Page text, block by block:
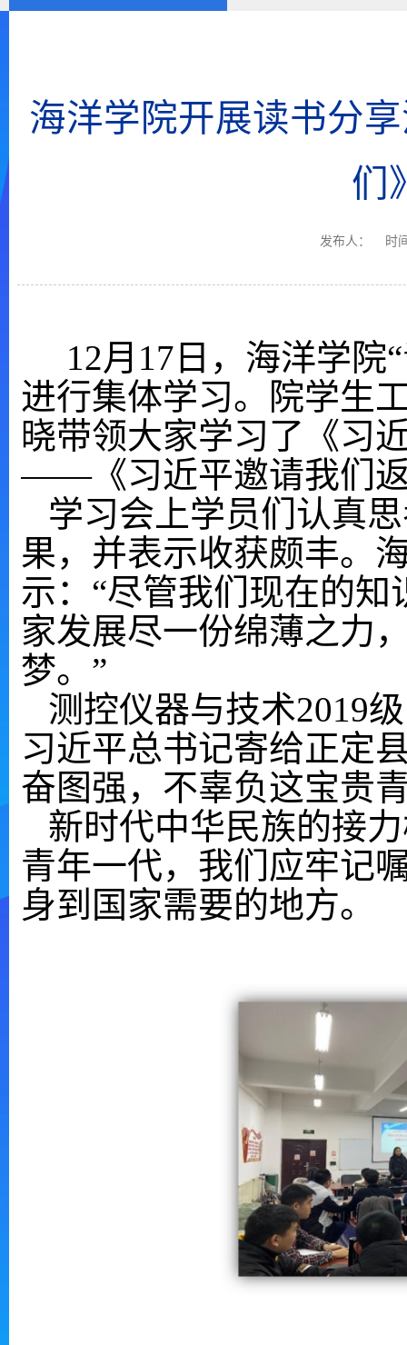
海洋学院开展读书分
们
发布人： 时
12月 17 日，海洋学院
进行集体学习。院学生
晓带领大家学习了《习
——《习近平邀请我们
学习会上学员们认真
果，并表示收获颇丰。
示： “尽管我们 现在的知
家发展尽一份绵薄之力
梦。 ”
测控仪器与技术2019
习近平总书记寄给正定
奋图强 ， 不辜负这宝贵
新时代中华民族的接
青年一代， 我们 应牢记
身到国家需要的地方。